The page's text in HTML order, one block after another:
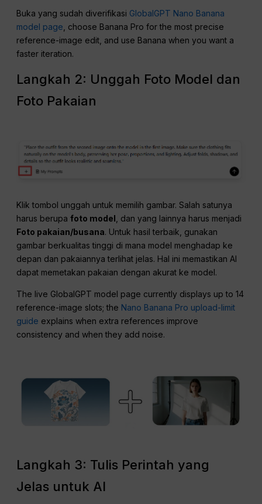
Buka yang sudah diverifikasi GlobalGPT Nano Banana
model page , choose Banana Pro for the most precise
reference-image edit, and use Banana when you want a
faster iteration.
Langkah 2: Unggah Foto Model dan
Foto Pakaian
Klik tombol unggah untuk memilih gambar. Salah satunya
harus berupafoto model , dan yang lainnya harus menjadi
Foto pakaian/busana. Untuk hasil terbaik, gunakan
gambar berkualitas tinggi di mana model menghadap ke
depan dan pakaiannya terlihat jelas. Hal ini memastikan AI
dapat memetakan pakaian dengan akurat ke model.
The live GlobalGPT model page currently displays up to 14
reference-image slots; the Nano Banana Pro upload-limit
guide explains when extra references improve
consistency and when they add noise.
Langkah 3: Tulis Perintah yang
Jelas untuk AI